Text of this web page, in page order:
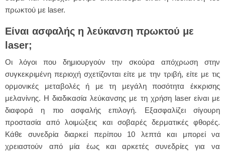
πρωκτού με laser.
Είναι ασφαλής η λεύκανση πρωκτού με
laser;
Οι λόγοι που δημιουργούν την σκούρα απόχρωση στην
συγκεκριμένη περιοχή σχετίζονται είτε με την τριβή, είτε με τις
ορμονικές μεταβολές ή με τη μεγάλη ποσότητα έκκρισης
μελανίνης. Η διαδικασία λεύκανσης με τη χρήση laser είναι με
διαφορά η πιο ασφαλής επιλογή. Εξασφαλίζει σίγουρη
προστασία από λοιμώξεις και σοβαρές δερματικές φθορές.
Κάθε συνεδρία διαρκεί περίπου 10 λεπτά και μπορεί να
χρειαστούν από μία έως και αρκετές συνεδρίες για να